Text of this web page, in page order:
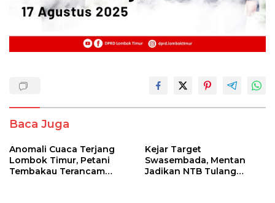
Baca Juga
Anomali Cuaca Terjang
Lombok Timur, Petani
Tembakau Terancam
Kejar Target
Swasembada, Mentan
Jadikan NTB Tulang